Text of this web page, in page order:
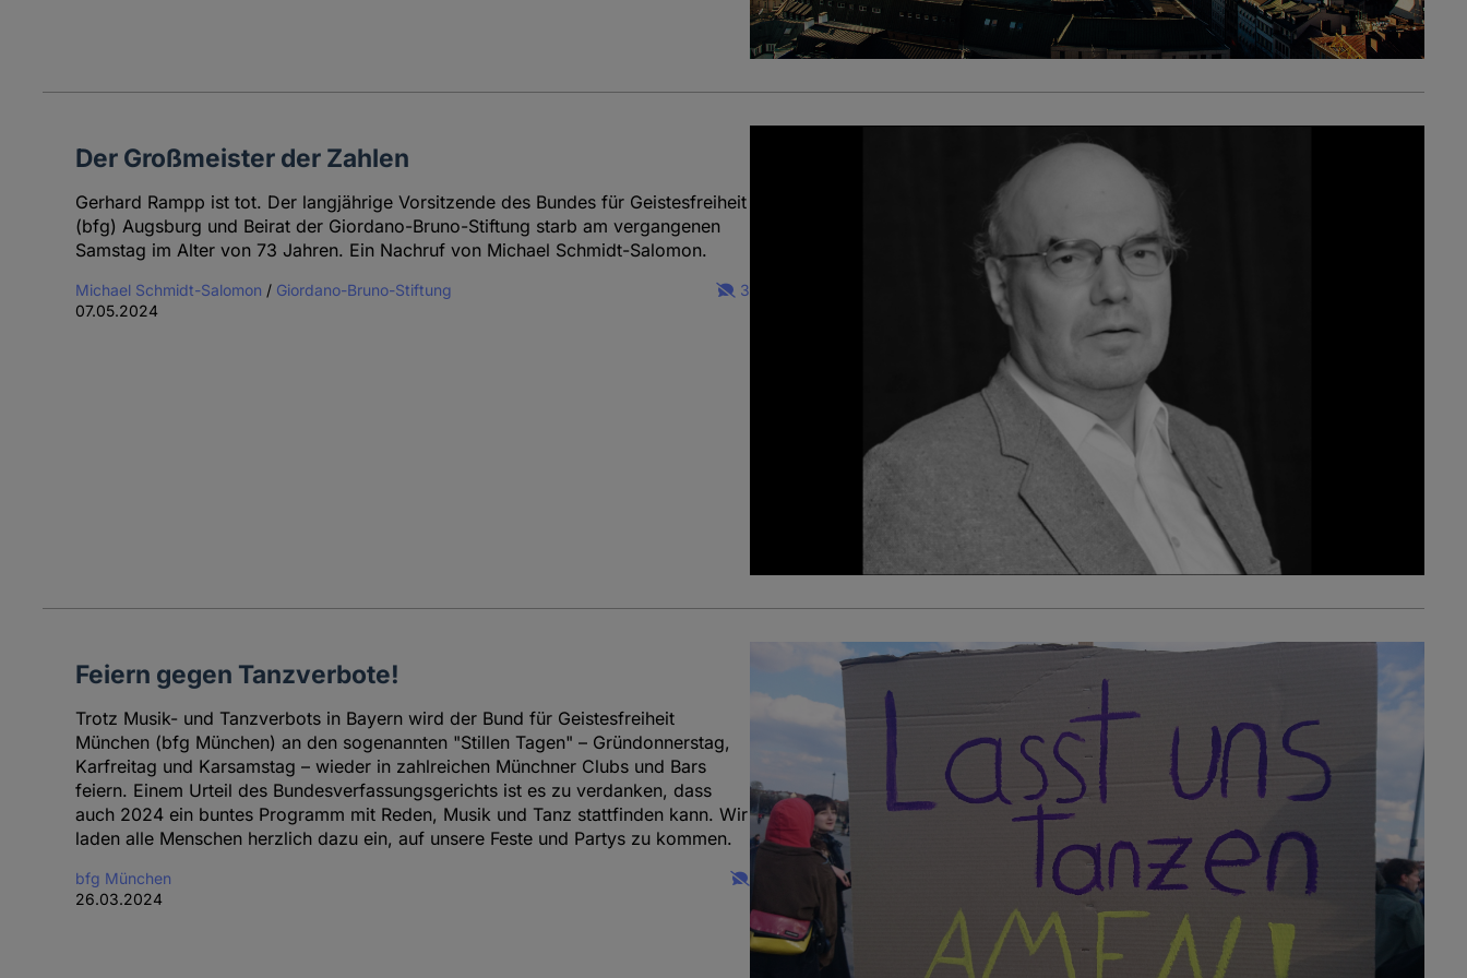
Der Großmeister der Zahlen
Gerhard Rampp ist tot. Der langjährige Vorsitzende des Bundes für Geistesfreiheit
(bfg) Augsburg und Beirat der Giordano-Bruno-Stiftung starb am vergangenen
Samstag im Alter von 73 Jahren. Ein Nachruf von Michael Schmidt-Salomon.
Michael Schmidt-Salomon / Giordano-Bruno-Stiftung
07.05.2024
3
Feiern gegen Tanzverbote!
Trotz Musik- und Tanzverbots in Bayern wird der Bund für Geistesfreiheit
München (bfg München) an den sogenannten "Stillen Tagen" – Gründonnerstag,
Karfreitag und Karsamstag – wieder in zahlreichen Münchner Clubs und Bars
feiern. Einem Urteil des Bundesverfassungsgerichts ist es zu verdanken, dass
auch 2024 ein buntes Programm mit Reden, Musik und Tanz stattfinden kann. Wir
laden alle Menschen herzlich dazu ein, auf unsere Feste und Partys zu kommen.
bfg München
26.03.2024